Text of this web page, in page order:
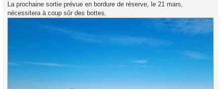
e
La prochaine sortie prévue en bordure de réserve, le 21 mars,
nécessitera à coup sûr des bottes.